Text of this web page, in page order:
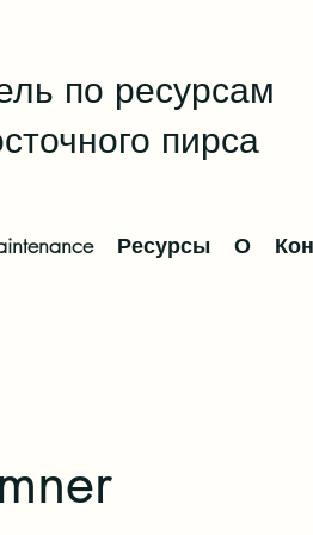
по ресурсам
пирса
Ресурсы О